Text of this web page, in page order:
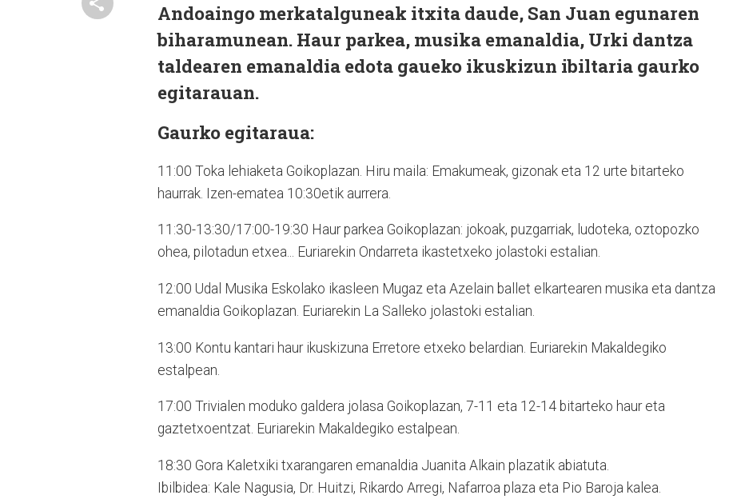
Andoaingo merkatalguneak itxita daude, San Juan egunaren
biharamunean. Haur parkea, musika emanaldia, Urki dantza
taldearen emanaldia edota gaueko ikuskizun ibiltaria gaurko
egitarauan.
Gaurko egitaraua:
11:00 Toka lehiaketa Goikoplazan. Hiru maila: Emakumeak, gizonak eta 12 urte bitarteko
haurrak. Izen-ematea 10:30etik aurrera.
11:30-13:30/17:00-19:30 Haur parkea Goikoplazan: jokoak, puzgarriak, ludoteka, oztopozko
ohea, pilotadun etxea... Euriarekin Ondarreta ikastetxeko jolastoki estalian.
12:00 Udal Musika Eskolako ikasleen Mugaz eta Azelain ballet elkartearen musika eta dantza
emanaldia Goikoplazan. Euriarekin La Salleko jolastoki estalian.
13:00 Kontu kantari haur ikuskizuna Erretore etxeko belardian. Euriarekin Makaldegiko
estalpean.
17:00 Trivialen moduko galdera jolasa Goikoplazan, 7-11 eta 12-14 bitarteko haur eta
gaztetxoentzat. Euriarekin Makaldegiko estalpean.
18:30 Gora Kaletxiki txarangaren emanaldia Juanita Alkain plazatik abiatuta.
Ibilbidea: Kale Nagusia, Dr. Huitzi, Rikardo Arregi, Nafarroa plaza eta Pio Baroja kalea.